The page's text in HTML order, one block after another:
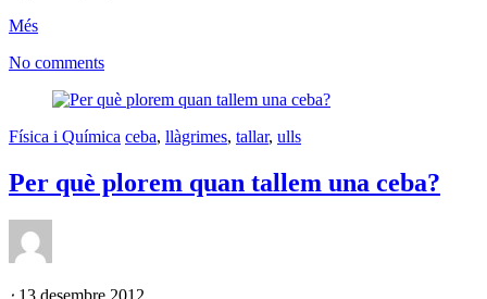
Més
No comments
Física i Química ceba, llàgrimes, tallar, ulls
Per què plorem quan tallem una ceba?
⋅ 13 desembre 2012